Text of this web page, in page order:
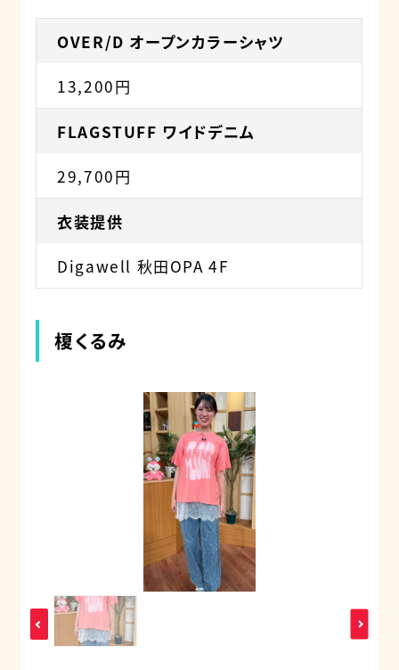
OVER/D オープンカラーシャツ
13,200円
FLAGSTUFF ワイドデニム
29,700円
衣装提供
Digawell 秋田OPA 4F
榎くるみ